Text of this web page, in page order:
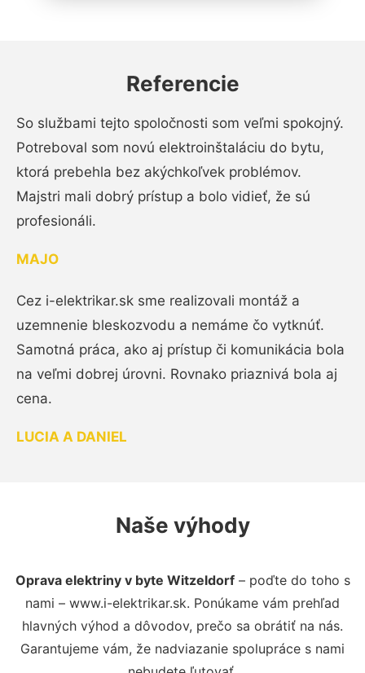
Referencie
So službami tejto spoločnosti som veľmi spokojný.
Potreboval som novú elektroinštaláciu do bytu,
ktorá prebehla bez akýchkoľvek problémov.
Majstri mali dobrý prístup a bolo vidieť, že sú
profesionáli.
MAJO
Cez i-elektrikar.sk sme realizovali montáž a
uzemnenie bleskozvodu a nemáme čo vytknúť.
Samotná práca, ako aj prístup či komunikácia bola
na veľmi dobrej úrovni. Rovnako priaznivá bola aj
cena.
LUCIA A DANIEL
Naše výhody
Oprava elektriny v byte Witzeldorf– poďte do toho s
nami – www.i-elektrikar.sk. Ponúkame vám prehľad
hlavných výhod a dôvodov, prečo sa obrátiť na nás.
Garantujeme vám, že nadviazanie spolupráce s nami